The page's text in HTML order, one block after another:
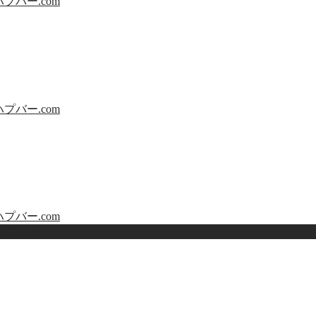
プバー.com
プバー.com